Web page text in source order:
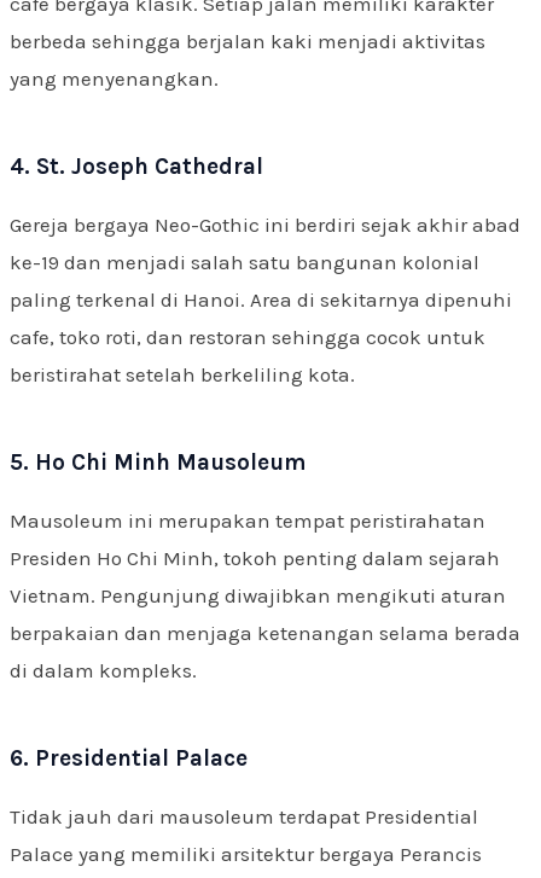
berbeda sehingga berjalan kaki menjadi aktivitas
yang menyenangkan.
4. St. Joseph Cathedral
Gereja bergaya Neo-Gothic ini berdiri sejak akhir abad
ke-19 dan menjadi salah satu bangunan kolonial
paling terkenal di Hanoi. Area di sekitarnya dipenuhi
cafe, toko roti, dan restoran sehingga cocok untuk
beristirahat setelah berkeliling kota.
5. Ho Chi Minh Mausoleum
Mausoleum ini merupakan tempat peristirahatan
Presiden Ho Chi Minh, tokoh penting dalam sejarah
Vietnam. Pengunjung diwajibkan mengikuti aturan
berpakaian dan menjaga ketenangan selama berada
di dalam kompleks.
6. Presidential Palace
Tidak jauh dari mausoleum terdapat Presidential
Palace yang memiliki arsitektur bergaya Perancis